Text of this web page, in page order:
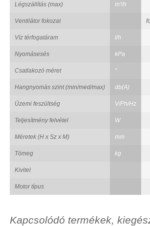
Légszállítás (max) m³/h
Ventilátor fokozat
Víz térfogatáram l/h
Nyomásesés kPa
Csatlakozó méret "
Hangnyomás szint (min/med/max) db(A)
Üzemi feszültség V/Ph/Hz
Teljesítmény felvétel W
Méretek (H x Sz x M) mm
Tömeg kg
Kivitel
Motor típus
Kapcsolódó termékek,